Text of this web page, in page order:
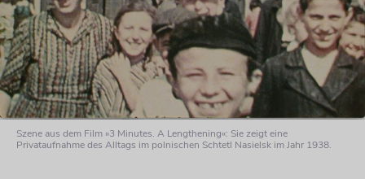
Szene aus dem Film »3 Minutes. A Lengthening«: Sie zeigt eine
Privataufnahme des Alltags im polnischen Schtetl Nasielsk im Jahr 1938.